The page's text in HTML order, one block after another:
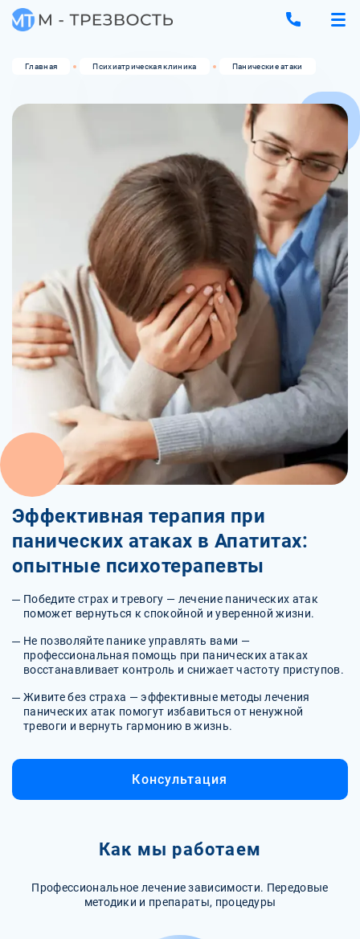
Главная Психиатрическая клиника Панические атаки
Эффективная терапия при
панических атаках в Апатитах:
опытные психотерапевты
Победите страх и тревогу — лечение панических атак
поможет вернуться к спокойной и уверенной жизни.
Не позволяйте панике управлять вами —
профессиональная помощь при панических атаках
восстанавливает контроль и снижает частоту приступов.
Живите без страха — эффективные методы лечения
панических атак помогут избавиться от ненужной
тревоги и вернуть гармонию в жизнь.
Консультация
Как мы работаем
Профессиональное лечение зависимости. Передовые
методики и препараты, процедуры